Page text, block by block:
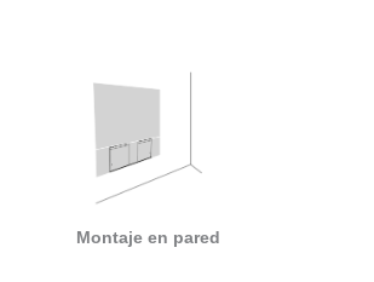
Montaje en pared